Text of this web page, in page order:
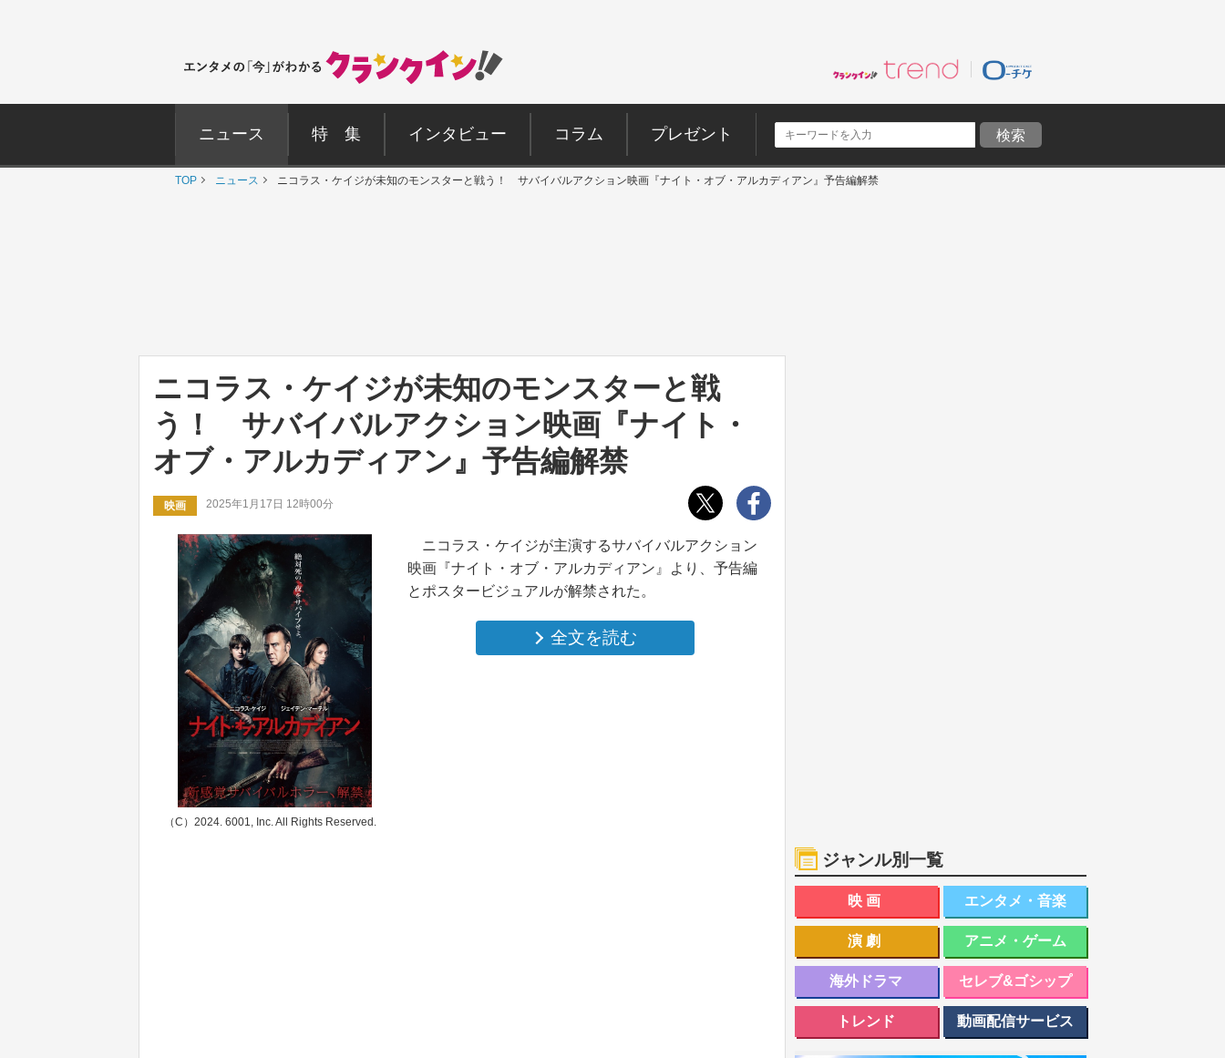
ニュース 特 集 インタビュー コラム プレゼント
TOP ニュース ニコラス・ケイジが未知のモンスターと戦う！ サバイバルアクション映画『ナイト・オブ・アルカディアン』予告編解禁
ニコラス・ケイジが未知のモンスターと戦
う！ サバイバルアクション映画『ナイト・
オブ・アルカディアン』予告編解禁
映画 2025年1月17日 12時00分
ニコラス・ケイジが主演するサバイバルアクション
映画『ナイト・オブ・アルカディアン』より、予告編
とポスタービジュアルが解禁された。
全文を読む
（C）2024. 6001, Inc. All Rights Reserved.
ジャンル別一覧
映画 エンタメ・音楽
演劇 アニメ・ゲーム
海外ドラマ セレブ&ゴシップ
トレンド 動画配信サービス